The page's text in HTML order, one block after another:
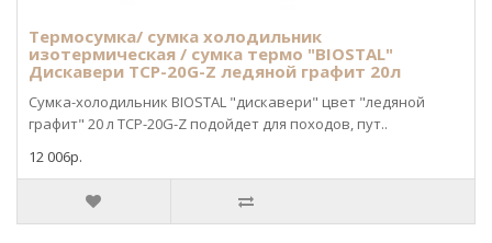
Термосумка/ сумка холодильник
изотермическая / сумка термо "BIOSTAL"
Дискавери TCP-20G-Z ледяной графит 20л
Сумка-холодильник BIOSTAL "дискавери" цвет "ледяной
графит" 20 л TCP-20G-Z подойдет для походов, пут..
12 006р.